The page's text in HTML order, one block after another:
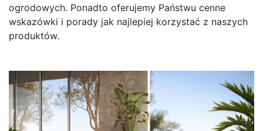
ogrodowych. Ponadto oferujemy Państwu cenne
wskazówki i porady jak najlepiej korzystać z naszych
produktów.